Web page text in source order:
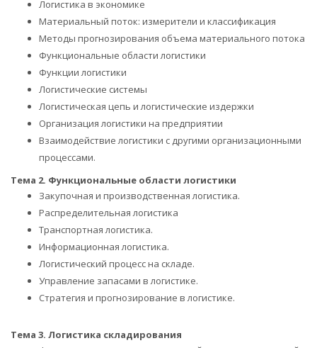
Логистика в экономике
Материальный поток: измерители и классификация
Методы прогнозирования объема материального потока
Функциональные области логистики
Функции логистики
Логистические системы
Логистическая цепь и логистические издержки
Организация логистики на предприятии
Взаимодействие логистики с другими организационными
процессами.
Тема 2. Функциональные области логистики
Закупочная и производственная логистика.
Распределительная логистика
Транспортная логистика.
Информационная логистика.
Логистический процесс на складе.
Управление запасами в логистике.
Стратегия и прогнозирование в логистике.
Тема 3. Логистика складирования